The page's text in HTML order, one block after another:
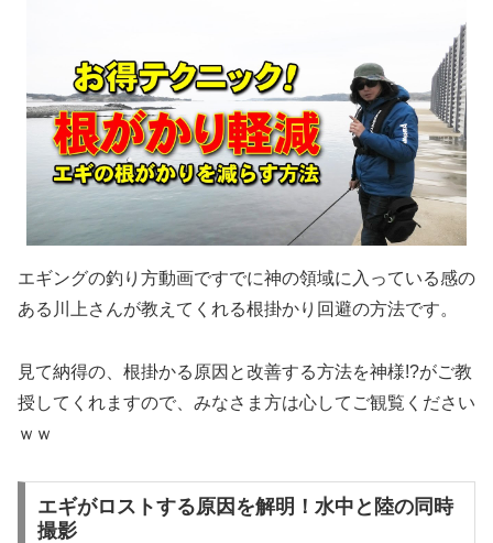
エギングの釣り方動画ですでに神の領域に入っている感の
ある川上さんが教えてくれる根掛かり回避の方法です。
見て納得の、根掛かる原因と改善する方法を神様!?がご教
授してくれますので、みなさま方は心してご観覧ください
ｗｗ
エギがロストする原因を解明！水中と陸の同時
撮影